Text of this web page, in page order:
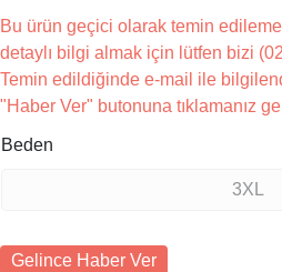
Bu ürün geçici olarak temin
detaylı bilgi almak için lütfen bizi
Temin edildiğinde e-mail ile
"Haber Ver" butonuna tıklamanız
Beden
3XL
Gelince Haber Ver